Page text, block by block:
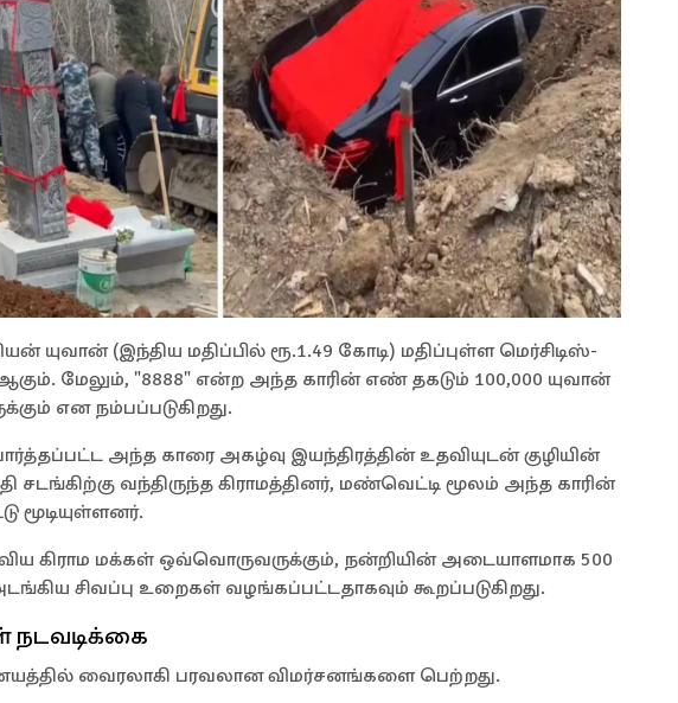
யுவான் (இந்திய மதிப்பில் ரூ.1.49 கோடி) மதிப்புள்ள மெர்சிடிஸ்-
மேலும், "8888" என்ற அந்த காரின் எண் தகடும் 100,000 யுவான்
என நம்பப்படுகிறது.
அந்த காரை அகழ்வு இயந்திரத்தின் உதவியுடன் குழியின்
சடங்கிற்கு வந்திருந்த கிராமத்தினர், மண்வெட்டி மூலம் அந்த காரின்
கிராம மக்கள் ஒவ்வொருவருக்கும், நன்றியின் அடையாளமாக 500
சிவப்பு உறைகள் வழங்கப்பட்டதாகவும் கூறப்படுகிறது.
நடவடிக்கை
வைரலாகி பரவலான விமர்சனங்களை பெற்றது.